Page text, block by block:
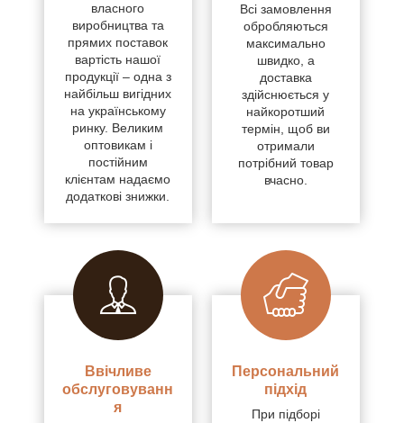
власного
виробництва та
прямих поставок
вартість нашої
продукції – одна з
найбільш вигідних
на українському
ринку. Великим
оптовикам і
постійним
клієнтам надаємо
додаткові знижки.
Всі замовлення
обробляються
максимально
швидко, а
доставка
здійснюється у
найкоротший
термін, щоб ви
отримали
потрібний товар
вчасно.
Ввічливе
обслуговуванн
я
Персональний
підхід
При підборі